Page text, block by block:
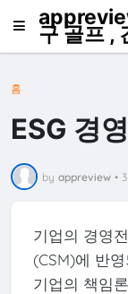
구 골프 ,
홈
ESG 경
by appreview •
기업의 경영
(CSM)에 반
기업의 책임